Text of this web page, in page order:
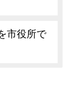
市役所で